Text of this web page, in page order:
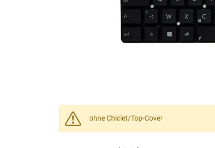
ohne Chiclet/Top-Cover